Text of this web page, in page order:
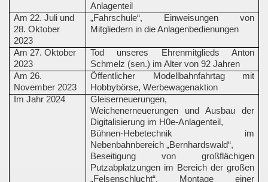
Anlagenteil
Am 22. Juli und
28. Oktober
2023
„Fahrschule“, Einweisungen von
Mitgliedern in die Anlagenbedienungen
Am 27. Oktober
2023
Tod unseres Ehrenmitglieds Anton
Schmelz (sen.) im Alter von 92 Jahren
Am 26.
November 2023
Öffentlicher Modellbahnfahrtag mit
Hobbybörse, Werbewagenaktion
Im Jahr 2024
Gleiserneuerungen,
Weichenerneuerungen und Ausbau der
Digitalisierung im H0e-Anlagenteil,
Bühnen-Hebetechnik im
Nebenbahnbereich „Bernhardswald“,
Beseitigung von großflächigen
Putzabplatzungen im Bereich der großen
„Felsenschlucht“, Montage einer